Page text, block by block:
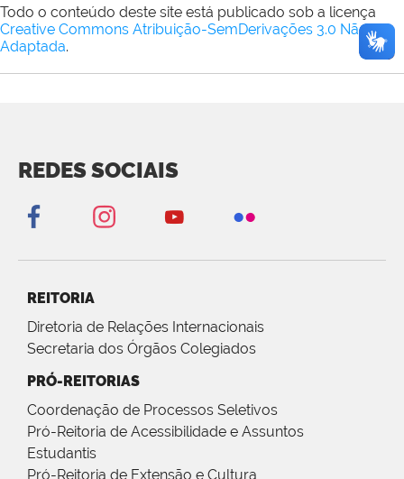
Todo o conteúdo deste site está publicado sob a licença
Creative Commons Atribuição-SemDerivações 3.0 Não
Adaptada.
REDES SOCIAIS
REITORIA
Diretoria de Relações Internacionais
Secretaria dos Órgãos Colegiados
PRÓ-REITORIAS
Coordenação de Processos Seletivos
Pró-Reitoria de Acessibilidade e Assuntos
Estudantis
Pró-Reitoria de Extensão e Cultura